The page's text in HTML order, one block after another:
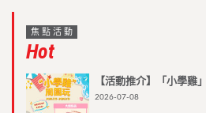
焦點活動
Hot
【活動推介】「小學雞
2026-07-08